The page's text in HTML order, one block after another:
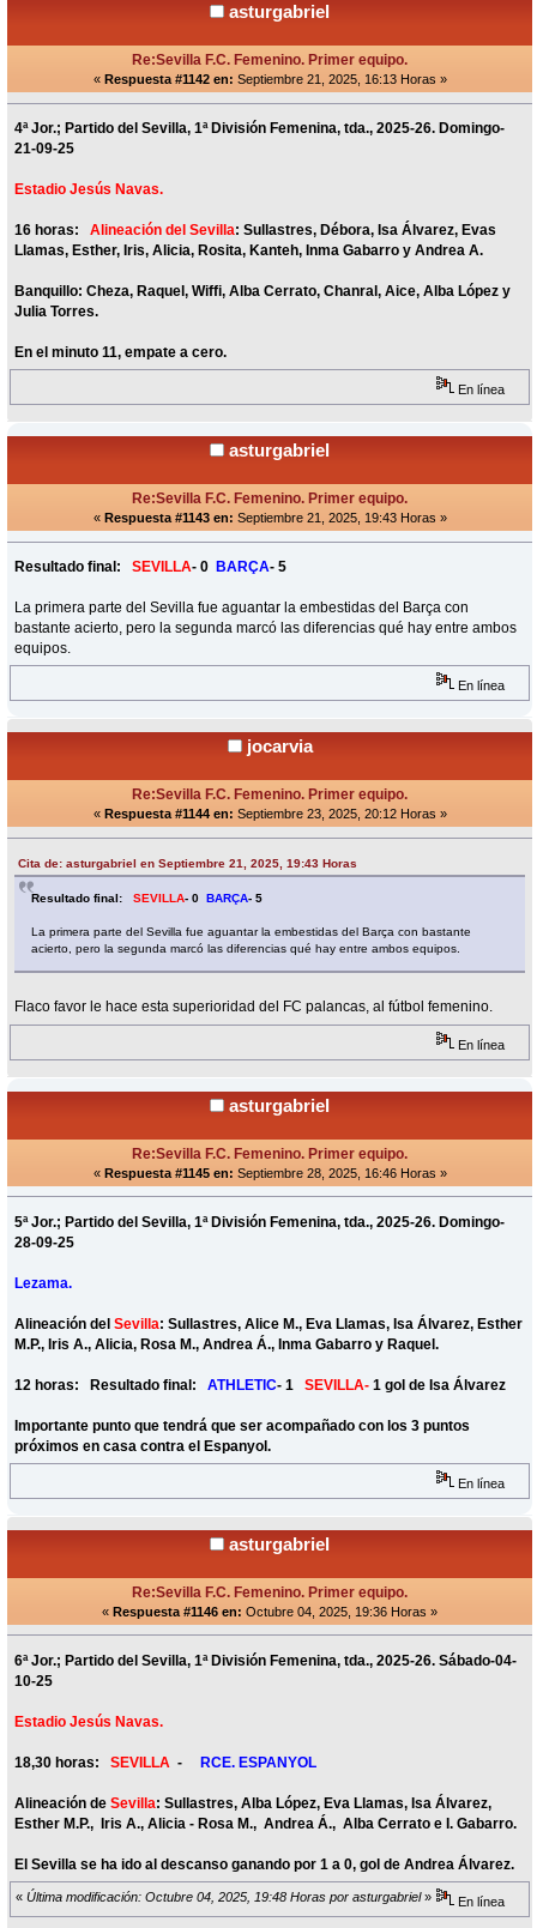
asturgabriel
Re:Sevilla F.C. Femenino. Primer equipo.
« Respuesta #1142 en: Septiembre 21, 2025, 16:13 Horas »
4ª Jor.; Partido del Sevilla, 1ª División Femenina, tda., 2025-26. Domingo-
21-09-25
Estadio Jesús Navas.
16 horas:Alineación del Sevilla: Sullastres, Débora, Isa Álvarez, Evas
Llamas, Esther, Iris, Alicia, Rosita, Kanteh, Inma Gabarro y Andrea A.
Banquillo: Cheza, Raquel, Wiffi, Alba Cerrato, Chanral, Aice, Alba López y
Julia Torres.
En el minuto 11, empate a cero.
En línea
asturgabriel
Re:Sevilla F.C. Femenino. Primer equipo.
« Respuesta #1143 en: Septiembre 21, 2025, 19:43 Horas »
Resultado final:SEVILLA- 0 BARÇA- 5
La primera parte del Sevilla fue aguantar la embestidas del Barça con
bastante acierto, pero la segunda marcó las diferencias qué hay entre ambos
equipos.
En línea
jocarvia
Re:Sevilla F.C. Femenino. Primer equipo.
« Respuesta #1144 en: Septiembre 23, 2025, 20:12 Horas »
Cita de: asturgabriel en Septiembre 21, 2025, 19:43 Horas
Resultado final:SEVILLA- 0BARÇA- 5
La primera parte del Sevilla fue aguantar la embestidas del Barça con bastante
acierto, pero la segunda marcó las diferencias qué hay entre ambos equipos.
Flaco favor le hace esta superioridad del FC palancas, al fútbol femenino.
En línea
asturgabriel
Re:Sevilla F.C. Femenino. Primer equipo.
« Respuesta #1145 en: Septiembre 28, 2025, 16:46 Horas »
5ª Jor.; Partido del Sevilla, 1ª División Femenina, tda., 2025-26. Domingo-
28-09-25
Lezama.
Alineación delSevilla: Sullastres, Alice M., Eva Llamas, Isa Álvarez, Esther
M.P., Iris A., Alicia, Rosa M., Andrea Á., Inma Gabarro y Raquel.
12 horas: Resultado final: ATHLETIC- 1SEVILLA- 1 gol de Isa Álvarez
Importante punto que tendrá que ser acompañado con los 3 puntos
próximos en casa contra el Espanyol.
En línea
asturgabriel
Re:Sevilla F.C. Femenino. Primer equipo.
« Respuesta #1146 en: Octubre 04, 2025, 19:36 Horas »
6ª Jor.; Partido del Sevilla, 1ª División Femenina, tda., 2025-26. Sábado-04-
10-25
Estadio Jesús Navas.
18,30 horas:SEVILLA-RCE. ESPANYOL
Alineación deSevilla: Sullastres, Alba López, Eva Llamas, Isa Álvarez,
Esther M.P., Iris A., Alicia - Rosa M., Andrea Á., Alba Cerrato e I. Gabarro.
El Sevilla se ha ido al descanso ganando por 1 a 0, gol de Andrea Álvarez.
« Última modificación: Octubre 04, 2025, 19:48 Horas por asturgabriel» En línea